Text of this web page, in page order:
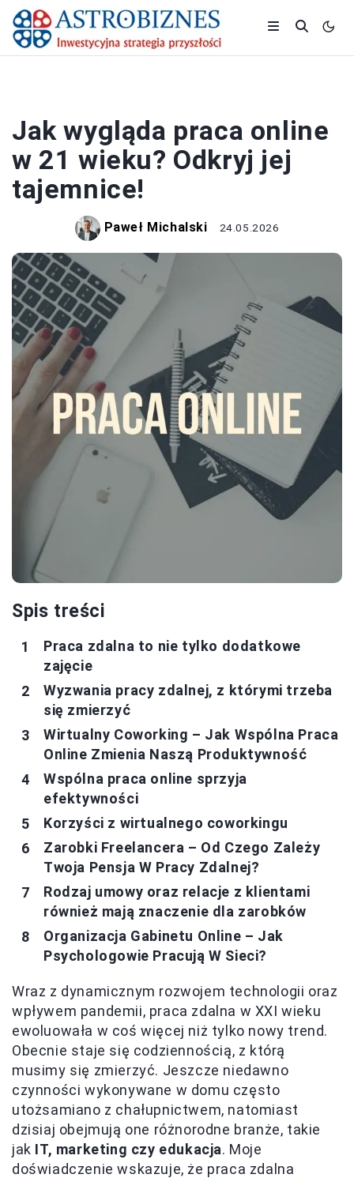
Jak wygląda praca online
w 21 wieku? Odkryj jej
tajemnice!
Paweł Michalski 24.05.2026
Spis treści
Praca zdalna to nie tylko dodatkowe
zajęcie
Wyzwania pracy zdalnej, z którymi trzeba
się zmierzyć
Wirtualny Coworking – Jak Wspólna Praca
Online Zmienia Naszą Produktywność
Wspólna praca online sprzyja
efektywności
Korzyści z wirtualnego coworkingu
Zarobki Freelancera – Od Czego Zależy
Twoja Pensja W Pracy Zdalnej?
Rodzaj umowy oraz relacje z klientami
również mają znaczenie dla zarobków
Organizacja Gabinetu Online – Jak
Psychologowie Pracują W Sieci?
Wraz z dynamicznym rozwojem technologii oraz
wpływem pandemii, praca zdalna w XXI wieku
ewoluowała w coś więcej niż tylko nowy trend.
Obecnie staje się codziennością, z którą
musimy się zmierzyć. Jeszcze niedawno
czynności wykonywane w domu często
utożsamiano z chałupnictwem, natomiast
dzisiaj obejmują one różnorodne branże, takie
jak IT, marketing czy edukacja. Moje
doświadczenie wskazuje, że praca zdalna